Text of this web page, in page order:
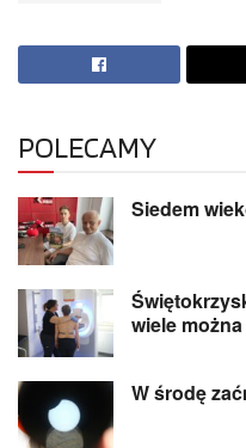
POLECAMY
Siedem
wiele
W środę